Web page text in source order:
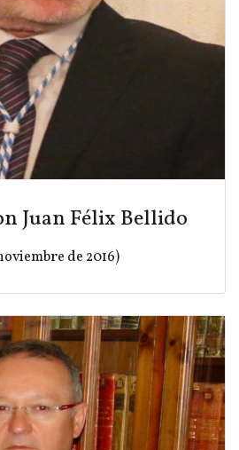
Juan Félix Bellido
de 2016)